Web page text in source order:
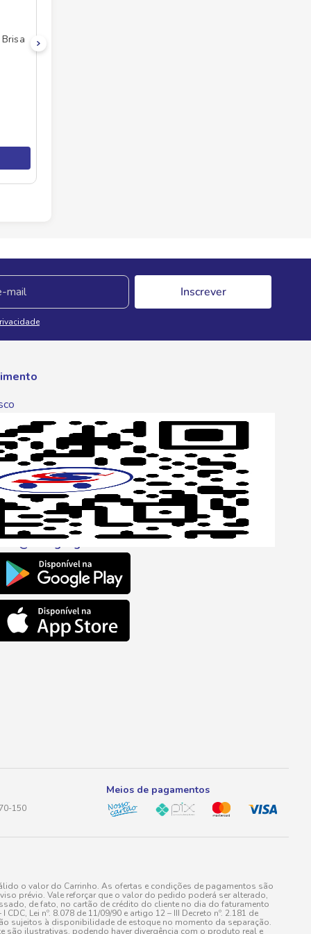
Inscrever
6680
150
Meios de pagamentos
o valor do Carrinho. As ofertas e condições de pagamentos são
prévio. Vale reforçar que o valor do pedido poderá ser alterado,
de fato, no cartão de crédito do cliente no dia do faturamento
Lei nº. 8.078 de 11/09/90 e artigo 12 – III Decreto nº. 2.181 de
sujeitos à disponibilidade de estoque no momento da separação.
ilustrativas, podendo haver divergência com o produto real e